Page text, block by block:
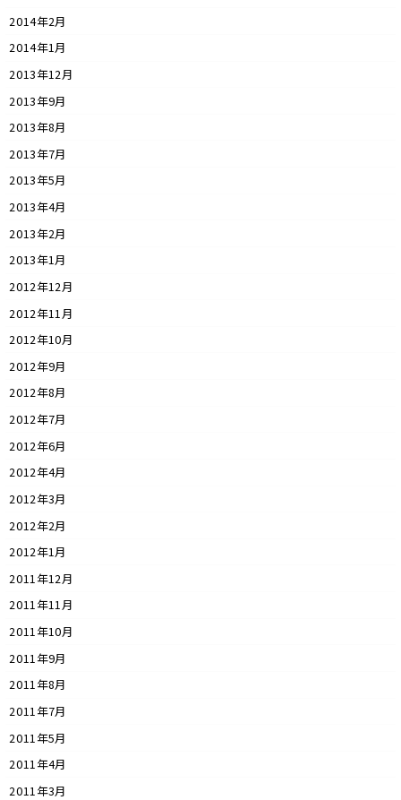
2014年2月
2014年1月
2013年12月
2013年9月
2013年8月
2013年7月
2013年5月
2013年4月
2013年2月
2013年1月
2012年12月
2012年11月
2012年10月
2012年9月
2012年8月
2012年7月
2012年6月
2012年4月
2012年3月
2012年2月
2012年1月
2011年12月
2011年11月
2011年10月
2011年9月
2011年8月
2011年7月
2011年5月
2011年4月
2011年3月